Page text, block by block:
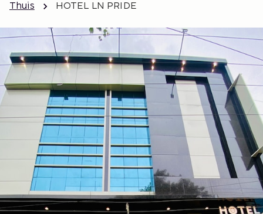
Thuis HOTEL LN PRIDE